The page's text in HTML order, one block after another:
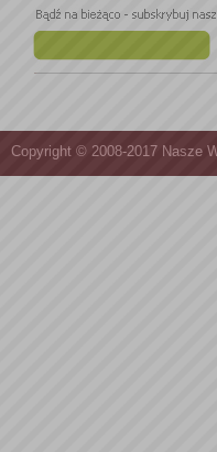
Copyright © 2008-2017 Nasze